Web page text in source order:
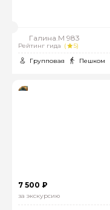
Галина.М 983
Рейтинг гида (
5)
Групповая
Пешком
7 500 ₽
за экскурсию